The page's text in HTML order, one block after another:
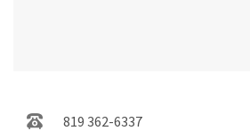
819 362-6337